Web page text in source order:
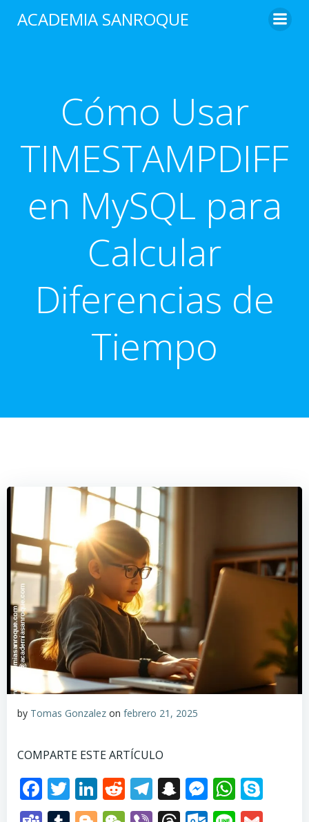
al
ACADEMIA SANROQUE
Cómo Usar
TIMESTAMPDIFF
en MySQL para
Calcular
Diferencias de
Tiempo
by Tomas Gonzalez on febrero 21, 2025
COMPARTE ESTE ARTÍCULO
Facebook
Twitter
LinkedIn
Reddit
Telegram
Snapchat